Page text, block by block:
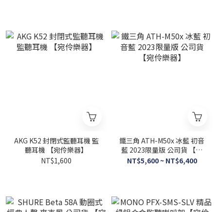
AKG K52 封閉式監聽耳機 監
聽耳機 【宛伶樂器】
NT$1,600
鐵三角 ATH-M50x 冰藍 初音
藍 2023限量版 公司貨 【宛
伶樂器】
NT$5,600 ~ NT$6,400